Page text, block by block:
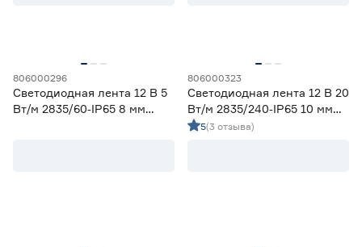
2700 (теплый)
2700-3000 (теплый)
3000 (теплый)
0
3800-4200 (дневной)
10
Ещё 4
Степень защиты (IP)
806000296
Светодиодная лента 12 В 5
Вт/м 2835/60‑IP65 8 мм
806000323
Светодиодная лента 12 В 20
Вт/м 2835/240‑IP65 10 мм
дневной 5 м Geniled
5(3 отзыва)